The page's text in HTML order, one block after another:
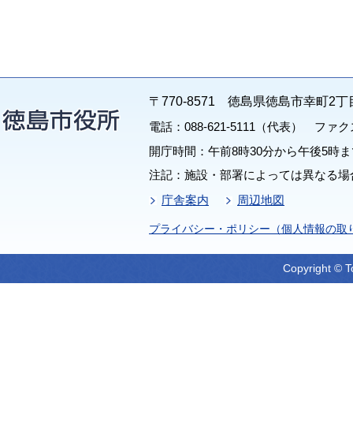
〒770-8571 徳島県徳島市幸町2丁
電話：088-621-5111（代表） ファク
開庁時間：午前8時30分から午後5時
注記：施設・部署によっては異なる
庁舎案内
周辺地図
プライバシー・ポリシー（個人情報の取
Copyright ©